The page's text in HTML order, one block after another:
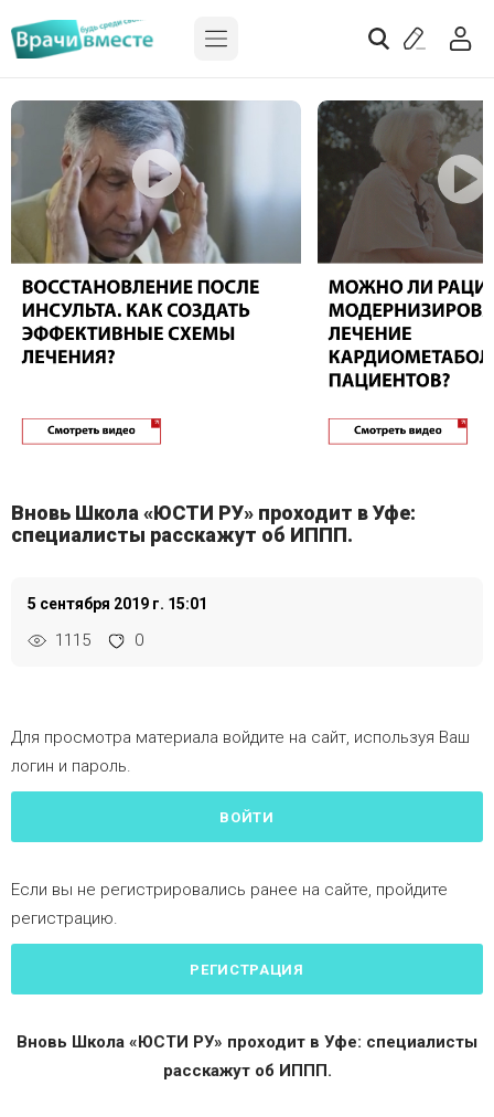
Вновь Школа «ЮСТИ РУ» проходит в Уфе:
специалисты расскажут об ИППП.
5 сентября 2019 г. 15:01
1115 0
Для просмотра материала войдите на сайт, используя Ваш
логин и пароль.
ВОЙТИ
Если вы не регистрировались ранее на сайте, пройдите
регистрацию.
РЕГИСТРАЦИЯ
Вновь Школа «ЮСТИ РУ» проходит в Уфе: специалисты
расскажут об ИППП.